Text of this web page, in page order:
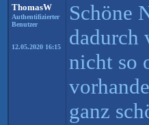
ThomasW
Authentifizierter
Benutzer
12.05.2020 16:15
Schöne
dadurch
nicht so
ganz